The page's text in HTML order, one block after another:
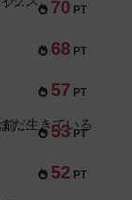
70 PT
68 PT
57 PT
53 PT
セミファイナル ～お前はまだ生きている～
52 PT